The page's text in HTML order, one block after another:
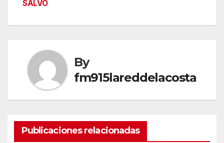
entradas
SALVO
By
fm915lareddelacosta
Publicaciones relacionadas